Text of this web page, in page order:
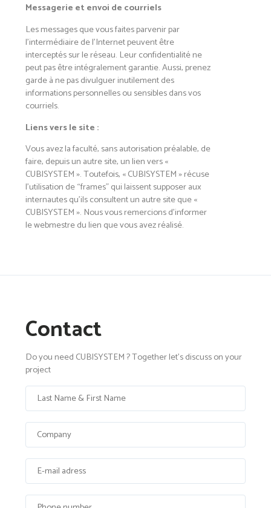
Messagerie et envoi de courriels
Les messages que vous faites parvenir par
l’intermédiaire de l’Internet peuvent être
interceptés sur le réseau. Leur confidentialité ne
peut pas être intégralement garantie. Aussi, prenez
garde à ne pas divulguer inutilement des
informations personnelles ou sensibles dans vos
courriels.
Liens vers le site :
Vous avez la faculté, sans autorisation préalable, de
faire, depuis un autre site, un lien vers «
CUBISYSTEM ». Toutefois, « CUBISYSTEM » récuse
l’utilisation de “frames” qui laissent supposer aux
internautes qu’ils consultent un autre site que «
CUBISYSTEM ». Nous vous remercions d’informer
le webmestre du lien que vous avez réalisé.
Contact
Do you need CUBISYSTEM ? Together let's discuss on your
project